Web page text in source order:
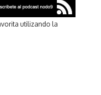
utilizando la